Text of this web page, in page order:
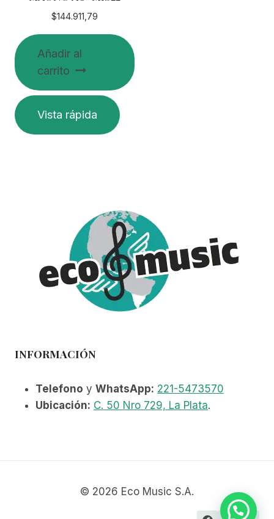
$144.911,79
Añadir al
carrito
Vista rápida
INFORMACIÓN
Telefono y WhatsApp: 221-5473570
Ubicación: C. 50 Nro 729, La Plata.
© 2026 Eco Music S.A.